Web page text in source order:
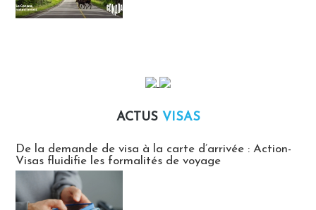
ACTUS VISAS
De la demande de visa à la carte d’arrivée : Action-
Visas fluidifie les formalités de voyage